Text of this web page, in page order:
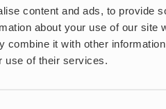
content and ads, to provide
about your use of our site
combine it with other
use of their services.